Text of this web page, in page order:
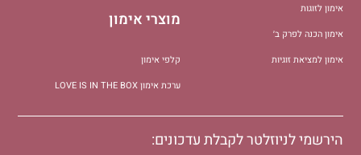
אימון לזוגות
אימון הכנה לפרק ב׳
אימון למציאת זוגיות
מוצרי אימון
קלפי אימון
ערכת אימון LOVE IS IN THE BOX
הירשמי לניוזלטר לקבלת עדכונים: